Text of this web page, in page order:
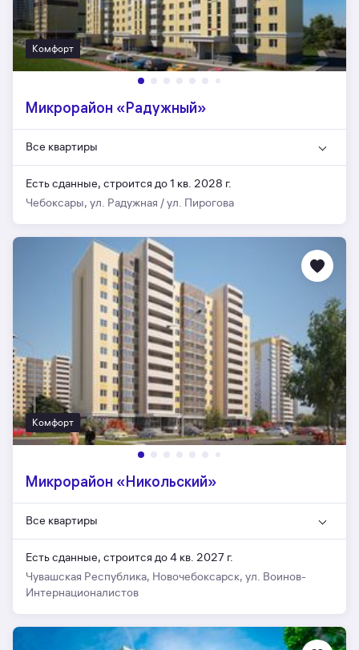
Комфорт
Микрорайон «Радужный»
Все квартиры
Есть сданные, строится до 1 кв. 2028 г.
Чебоксары, ул. Радужная / ул. Пирогова
Комфорт
Микрорайон «Никольский»
Все квартиры
Есть сданные, строится до 4 кв. 2027 г.
Чувашская Республика, Новочебоксарск, ул. Воинов-
Интернационалистов